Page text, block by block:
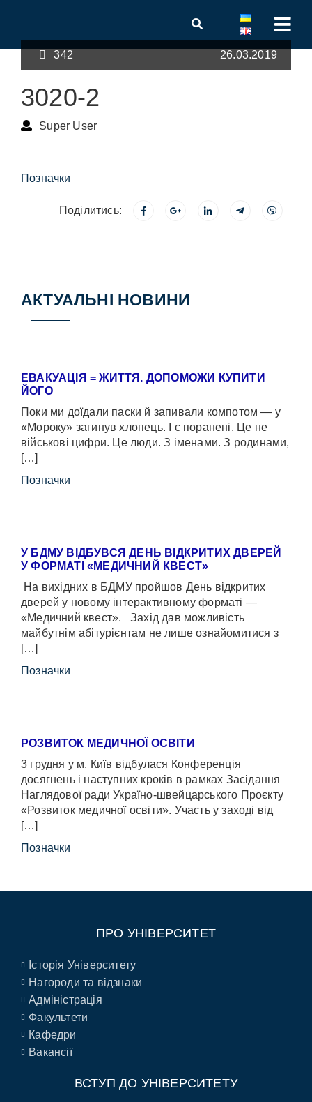
342 26.03.2019
3020-2
Super User
Позначки
Поділитись:
АКТУАЛЬНІ НОВИНИ
ЕВАКУАЦІЯ = ЖИТТЯ. ДОПОМОЖИ КУПИТИ
ЙОГО
Поки ми доїдали паски й запивали компотом — у
«Мороку» загинув хлопець. І є поранені. Це не
військові цифри. Це люди. З іменами. З родинами,
[…]
Позначки
У БДМУ ВІДБУВСЯ ДЕНЬ ВІДКРИТИХ ДВЕРЕЙ
У ФОРМАТІ «МЕДИЧНИЙ КВЕСТ»
На вихідних в БДМУ пройшов День відкритих
дверей у новому інтерактивному форматі —
«Медичний квест». Захід дав можливість
майбутнім абітурієнтам не лише ознайомитися з
[…]
Позначки
РОЗВИТОК МЕДИЧНОЇ ОСВІТИ
3 грудня у м. Київ відбулася Конференція
досягнень і наступних кроків в рамках Засідання
Наглядової ради Україно-швейцарського Проєкту
«Розвиток медичної освіти». Участь у заході від
[…]
Позначки
ПРО УНІВЕРСИТЕТ
Історія Університету
Нагороди та відзнаки
Адміністрація
Факультети
Кафедри
Вакансії
ВСТУП ДО УНІВЕРСИТЕТУ